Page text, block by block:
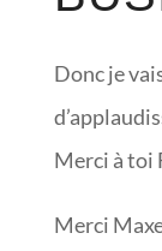
Donc je
Merci à toi
Merci